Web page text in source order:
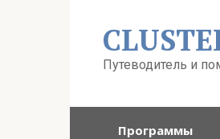
Путеводитель и
Программы